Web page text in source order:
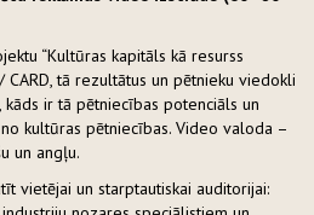
“Kultūras kapitāls kā resurss
tā rezultātus un pētnieku viedokli
ir tā pētniecības potenciāls un
kultūras pētniecības. Video valoda –
un angļu.
vietējai un starptautiskai auditorijai: